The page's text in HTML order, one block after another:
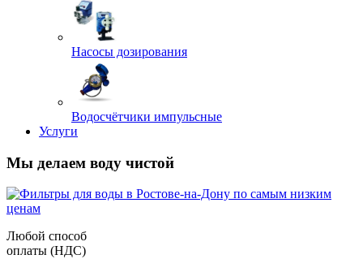
Насосы дозирования
Водосчётчики импульсные
Услуги
Мы делаем воду чистой
Любой способ
оплаты (НДС)